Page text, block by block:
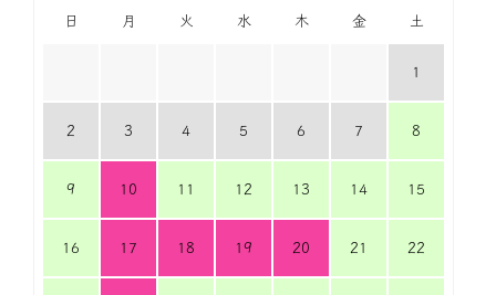
日 月 火 水 木 金 土
1
2 3 4 5 6 7 8
9 10 11 12 13 14 15
16 17 18 19 20 21 22